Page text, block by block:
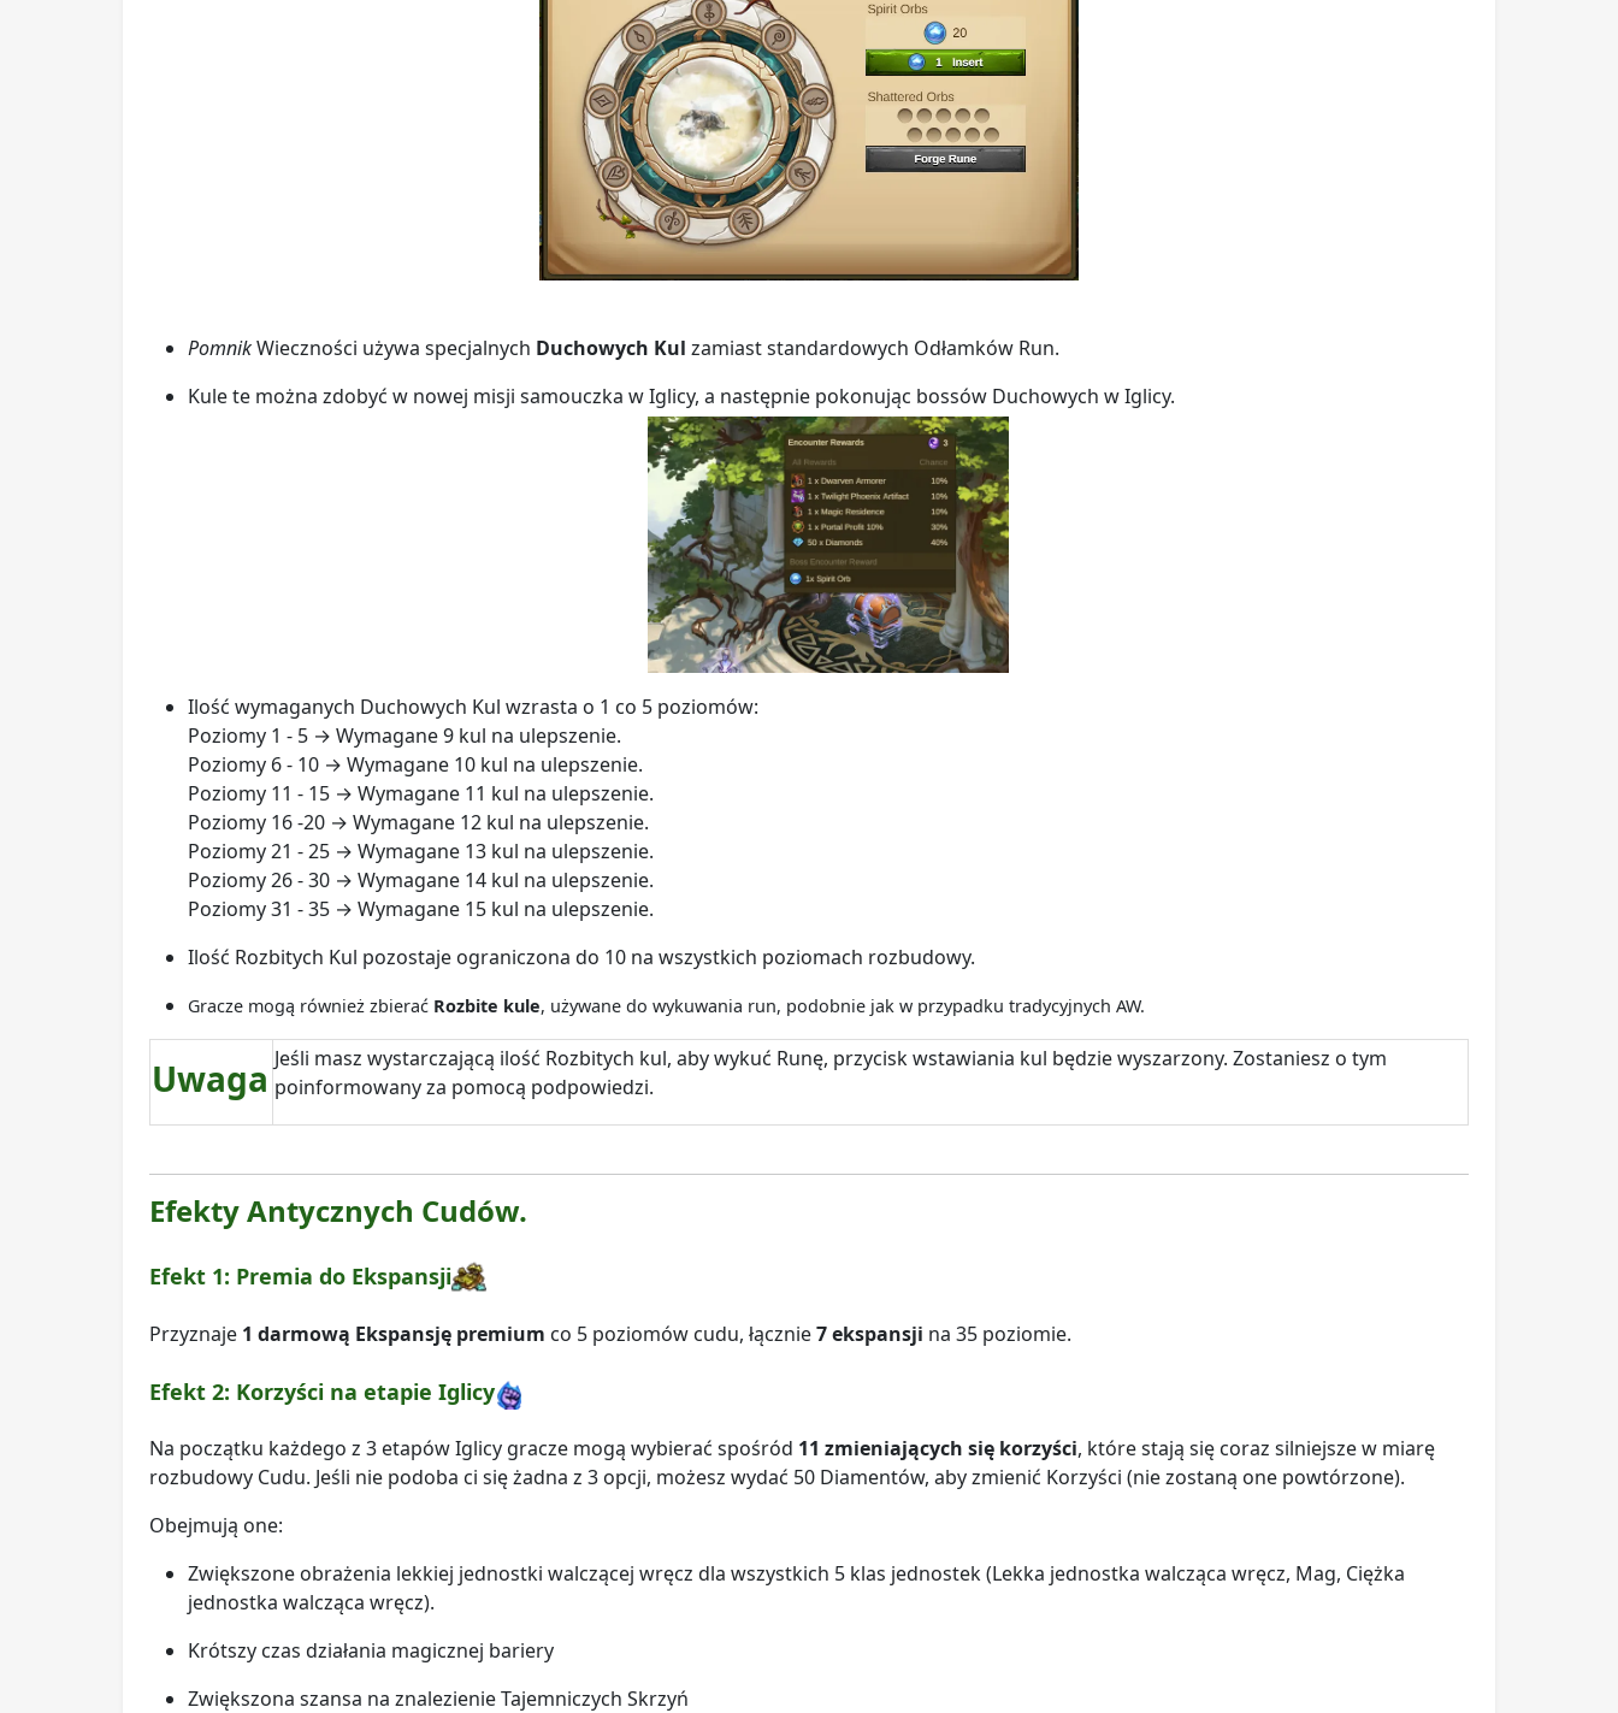
PomnikWieczności używa specjalnych Duchowych Kul zamiast standardowych Odłamków Run.
Kule te można zdobyć w nowej misji samouczka w Iglicy, a następnie pokonując bossów Duchowych w Iglicy.
Ilość wymaganych Duchowych Kul wzrasta o 1 co 5 poziomów:
Poziomy 1 - 5 → Wymagane 9 kul na ulepszenie.
Poziomy 6 - 10 → Wymagane 10 kul na ulepszenie.
Poziomy 11 - 15 → Wymagane 11 kul na ulepszenie.
Poziomy 16 -20 → Wymagane 12 kul na ulepszenie.
Poziomy 21 - 25 → Wymagane 13 kul na ulepszenie.
Poziomy 26 - 30 → Wymagane 14 kul na ulepszenie.
Poziomy 31 - 35 → Wymagane 15 kul na ulepszenie.
Ilość Rozbitych Kul pozostaje ograniczona do 10 na wszystkich poziomach rozbudowy.
Gracze mogą również zbierać Rozbite kule, używane do wykuwania run, podobnie jak w przypadku tradycyjnych AW.
Uwaga Jeśli masz wystarczającą ilość Rozbitych kul, aby wykuć Runę, przycisk wstawiania kul będzie wyszarzony. Zostaniesz o tym
poinformowany za pomocą podpowiedzi.
Efekty Antycznych Cudów.
Efekt 1: Premia do Ekspansji
Przyznaje 1 darmową Ekspansję premium co 5 poziomów cudu, łącznie7 ekspansji na 35 poziomie.
Efekt 2: Korzyści na etapie Iglicy
Na początku każdego z 3 etapów Iglicy gracze mogą wybierać spośród 11 zmieniających się korzyści, które stają się coraz silniejsze w miarę
rozbudowy Cudu. Jeśli nie podoba ci się żadna z 3 opcji, możesz wydać 50 Diamentów, aby zmienić Korzyści (nie zostaną one powtórzone).
Obejmują one:
Zwiększone obrażenia lekkiej jednostki walczącej wręcz dla wszystkich 5 klas jednostek (Lekka jednostka walcząca wręcz, Mag, Ciężka
jednostka walcząca wręcz).
Krótszy czas działania magicznej bariery
Zwiększona szansa na znalezienie Tajemniczych Skrzyń